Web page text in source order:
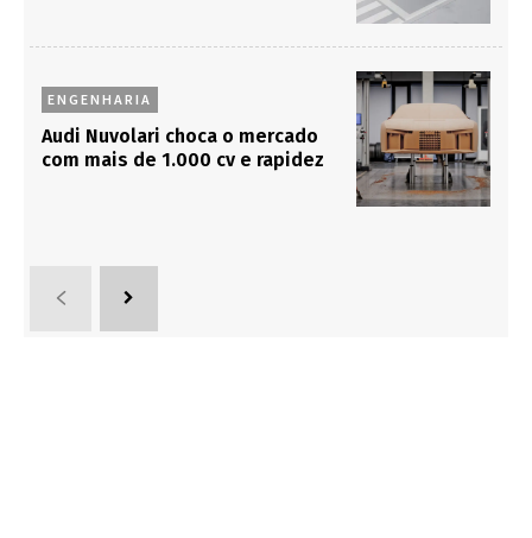
ENGENHARIA
Audi Nuvolari choca o mercado
com mais de 1.000 cv e rapidez